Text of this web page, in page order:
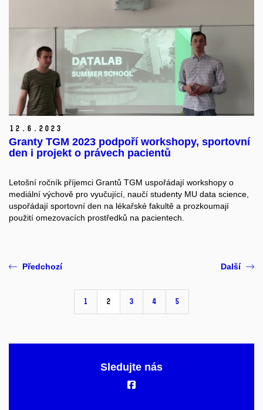
12. 6. 2023
Granty TGM 2023 podpoří workshopy, sportovní
den i projekt o právech pacientů
Letošní ročník příjemci Grantů TGM uspořádají workshopy o
mediální výchově pro vyučující, naučí studenty MU data science,
uspořádají sportovní den na lékařské fakultě a prozkoumají
použití omezovacích prostředků na pacientech.
Předchozí
1 2 3 4 5
Další
Sledujte nás